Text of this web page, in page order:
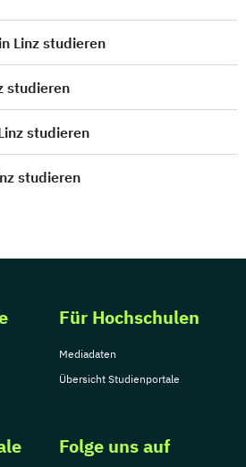
Linz studieren
studieren
studieren
studieren
Für Hochschulen
Mediadaten
Übersicht Studienportale
Folge uns auf